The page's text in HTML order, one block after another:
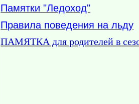
Памятки "Ледоход"
Правила поведения на льду
ПАМЯТКА для родителей в